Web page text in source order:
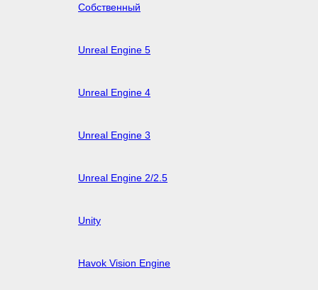
Собственный
Unreal Engine 5
Unreal Engine 4
Unreal Engine 3
Unreal Engine 2/2.5
Unity
Havok Vision Engine